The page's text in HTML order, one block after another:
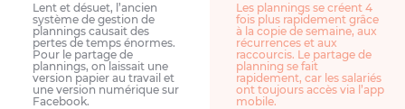
Lent et désuet, l’ancien
système de gestion de
plannings causait des
pertes de temps énormes.
Pour le partage de
plannings, on laissait une
version papier au travail et
une version numérique sur
Facebook.
Les plannings se créent 4
fois plus rapidement grâce
à la copie de semaine, aux
récurrences et aux
raccourcis. Le partage de
planning se fait
rapidement, car les salariés
ont toujours accès via l’app
mobile.